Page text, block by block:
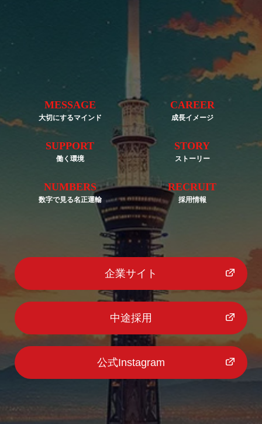
MESSAGE
大切にするマインド
CAREER
成長イメージ
SUPPORT
働く環境
STORY
ストーリー
NUMBERS
数字で見る名正運輸
RECRUIT
採用情報
企業サイト
中途採用
公式Instagram